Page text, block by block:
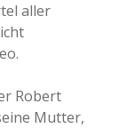
aller
Robert
Mutter,